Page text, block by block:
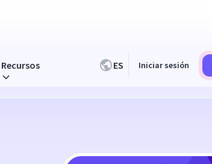
Recursos ES Iniciar sesión